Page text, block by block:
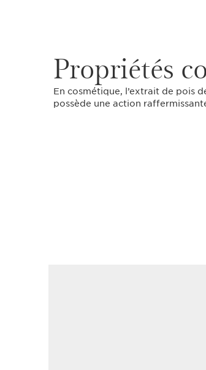
Propriétés
En cosmétique, l’extrait de pois
possède une action